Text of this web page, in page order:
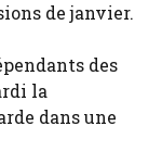
de janvier.
des
la
dans une